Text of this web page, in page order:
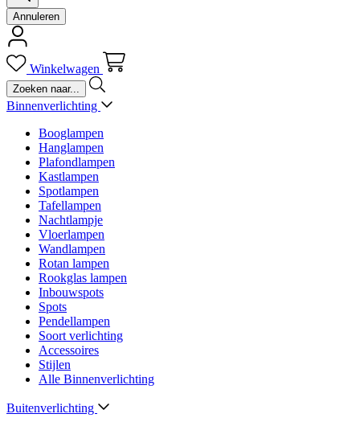
Annuleren
Winkelwagen
Binnenverlichting
Booglampen
Hanglampen
Plafondlampen
Kastlampen
Spotlampen
Tafellampen
Nachtlampje
Vloerlampen
Wandlampen
Rotan lampen
Rookglas lampen
Inbouwspots
Spots
Pendellampen
Soort verlichting
Accessoires
Stijlen
Alle Binnenverlichting
Buitenverlichting